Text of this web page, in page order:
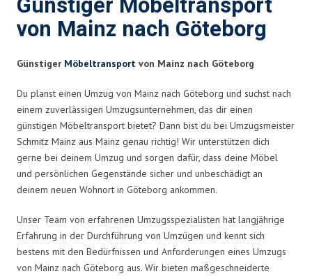
von Mainz nach Göteborg
Günstiger Möbeltransport von Mainz nach Göteborg
Du planst einen Umzug von Mainz nach Göteborg und suchst nach
einem zuverlässigen Umzugsunternehmen, das dir einen
günstigen Möbeltransport bietet? Dann bist du bei Umzugsmeister
Schmitz Mainz aus Mainz genau richtig! Wir unterstützen dich
gerne bei deinem Umzug und sorgen dafür, dass deine Möbel
und persönlichen Gegenstände sicher und unbeschädigt an
deinem neuen Wohnort in Göteborg ankommen.
Unser Team von erfahrenen Umzugsspezialisten hat langjährige
Erfahrung in der Durchführung von Umzügen und kennt sich
bestens mit den Bedürfnissen und Anforderungen eines Umzugs
von Mainz nach Göteborg aus. Wir bieten maßgeschneiderte